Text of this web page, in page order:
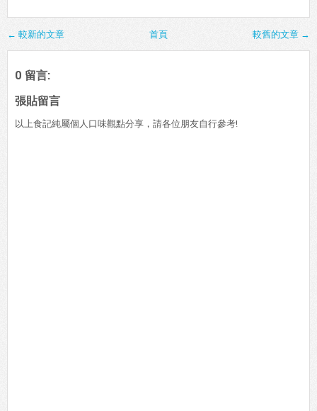
← 較新的文章 較舊的文章 →
首頁
0 留言:
張貼留言
以上食記純屬個人口味觀點分享，請各位朋友自行參考!